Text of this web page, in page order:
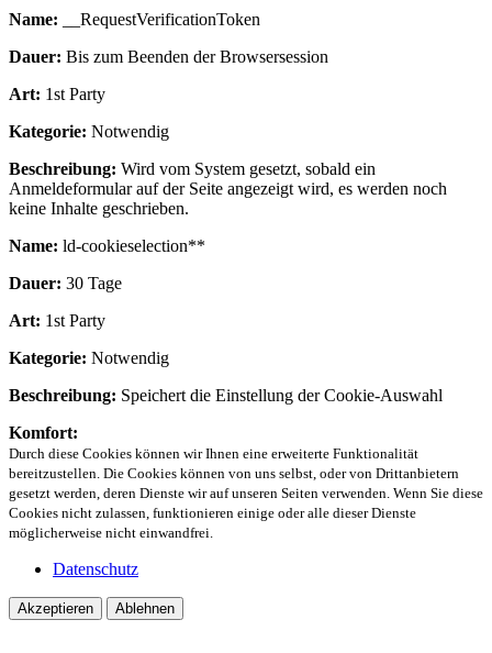
Name: __RequestVerificationToken
Dauer: Bis zum Beenden der Browsersession
Art: 1st Party
Kategorie: Notwendig
Beschreibung: Wird vom System gesetzt, sobald ein
Anmeldeformular auf der Seite angezeigt wird, es werden noch
keine Inhalte geschrieben.
Name: ld-cookieselection**
Dauer: 30 Tage
Art: 1st Party
Kategorie: Notwendig
Beschreibung: Speichert die Einstellung der Cookie-Auswahl
Komfort:
Durch diese Cookies können wir Ihnen eine erweiterte Funktionalität
bereitzustellen. Die Cookies können von uns selbst, oder von Drittanbietern
gesetzt werden, deren Dienste wir auf unseren Seiten verwenden. Wenn Sie diese
Cookies nicht zulassen, funktionieren einige oder alle dieser Dienste
möglicherweise nicht einwandfrei.
Datenschutz
Akzeptieren Ablehnen